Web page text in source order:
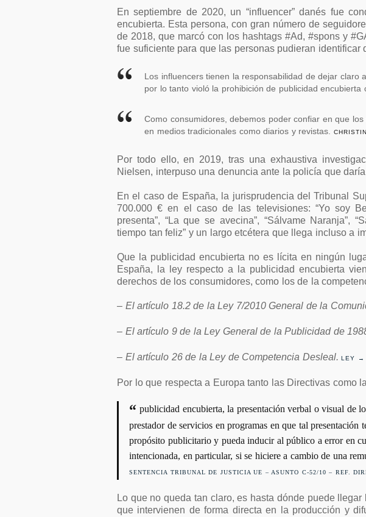
En septiembre de 2020, un “influencer” danés fue
encubierta. Esta persona, con gran número de
de 2018, que marcó con los hashtags #Ad, #spons y
fue suficiente para que las personas pudieran identificar
Los influencers tienen la responsabilidad de dejar
por lo tanto violó la prohibición de publicidad encubierta
Como consumidores, debemos poder confiar en que
en medios tradicionales como diarios y revistas.
Por todo ello, en 2019, tras una exhaustiva
Nielsen, interpuso una denuncia ante la policía que
En el caso de España, la jurisprudencia del Tribunal
700.000 € en el caso de las televisiones: “Yo soy
presenta”, “La que se avecina”, “Sálvame Naranja”,
tiempo tan feliz” y un largo etcétera que llega incluso a
Que la publicidad encubierta no es lícita en ningún
España, la ley respecto a la publicidad encubierta
derechos de los consumidores, como los de la
– El artículo 18.2 de la Ley 7/2010 General de la
– El artículo 9 de la Ley General de la Publicidad de
– El artículo 26 de la Ley de Competencia Desleal. LEY →
Por lo que respecta a Europa tanto las Directivas como
publicidad encubierta, la presentación verbal o visual de
prestador de servicios en programas en que tal
propósito publicitario y pueda inducir al público a error en
intencionada, en particular, si se hiciere a cambio de una
SENTENCIA TRIBUNAL DE JUSTICIA UE – ASUNTO C-52/10 – REF.
Lo que no queda tan claro, es hasta dónde puede
que intervienen de forma directa en la producción y